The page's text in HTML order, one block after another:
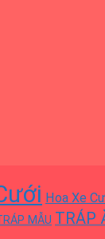
Hoa Xe
MẪU TRÁP